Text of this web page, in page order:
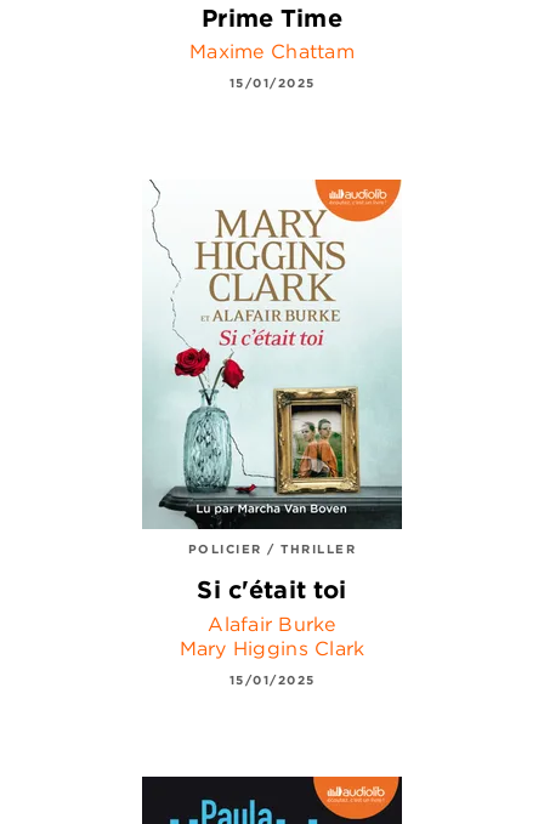
Prime Time
Maxime Chattam
15/01/2025
POLICIER / THRILLER
Si c'était toi
Alafair Burke
Mary Higgins Clark
15/01/2025